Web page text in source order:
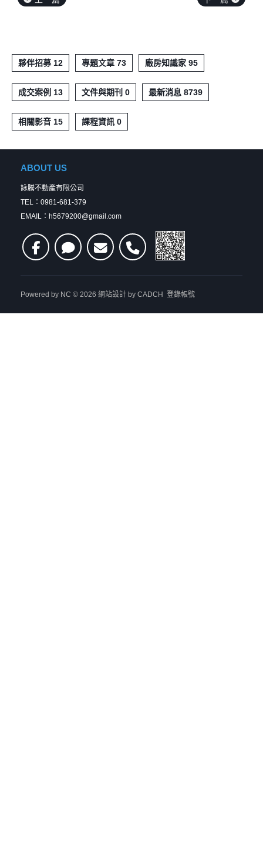
夥伴招募 12 專題文章 73 廠房知識家 95
成交案例 13 文件與期刊 0 最新消息 8739
相關影音 15 課程資訊 0
ABOUT US
詠騰不動產有限公司
TEL：0981-681-379
EMAIL：h5679200@gmail.com
Powered by NC © 2026 網站設計 by CADCH 登錄帳號